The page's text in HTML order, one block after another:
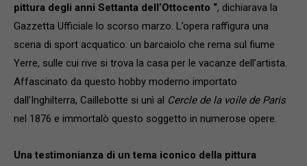
pittura degli anni Settanta dell’Ottocento “, dichiarava la
Gazzetta Ufficiale lo scorso marzo. L’opera raffigura una
scena di sport acquatico: un barcaiolo che rema sul fiume
Yerre, sulle cui rive si trova la casa per le vacanze dell’artista.
Affascinato da questo hobby moderno importato
dall’Inghilterra, Caillebotte si unì al Cercle de la voile de Paris
nel 1876 e immortalò questo soggetto in numerose opere.
Una testimonianza di un tema iconico della pittura